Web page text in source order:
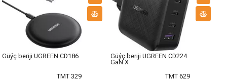
Güýç beriji UGREEN CD186
TMT 329
Güýç beriji UGREEN CD224
GaN X
TMT 629